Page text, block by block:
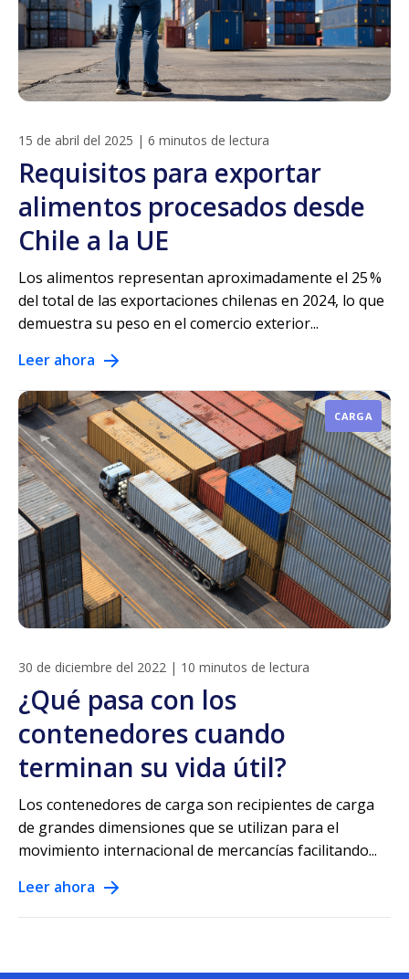
15 de abril del 2025 | 6 minutos de lectura
Requisitos para exportar
alimentos procesados desde
Chile a la UE
Los alimentos representan aproximadamente el 25 %
del total de las exportaciones chilenas en 2024, lo que
demuestra su peso en el comercio exterior...
Leer ahora
CARGA
30 de diciembre del 2022 | 10 minutos de lectura
¿Qué pasa con los
contenedores cuando
terminan su vida útil?
Los contenedores de carga son recipientes de carga
de grandes dimensiones que se utilizan para el
movimiento internacional de mercancías facilitando...
Leer ahora